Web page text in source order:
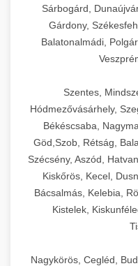
Sárbogárd,
Gárdony,
Balatonalmádi,
Szentes,
Hódmezővásárhely,
Békéscsaba,
Göd,Szob, Rétság,
Szécsény, Aszód,
Kiskőrös, Kecel,
Bácsalmás, Kelebia,
Kistelek,
Nagykörös, Cegléd,